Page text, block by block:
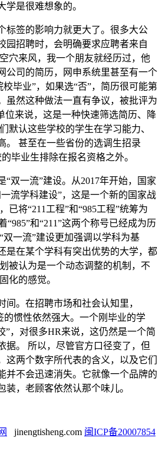
学是很难想象的。
标签的影响力就更大了。很多大公
园招聘时，会明确要求应聘者来自
穴来风，我一个朋友就经历过，他
公司的简历，网申系统里甚至有一个
校毕业”，如果选“否”，简历很可能第
虽然这种做法一直有争议，被批评为
位来说，这是一种快速筛选简历、降
默认这些学校的学生在学习能力、
。 甚至在一些省份的选调生招录
毕业生排除在报名资格之外。
“双一流”建设。从2017年开始，国家
流学科建设”，这是一个新的国家战
已将“211工程”和“985工程”统筹为
“985”和“211”这两个称号已经成为历
双一流”建设更加强调以学科为基
是在某个学科有突出优势的大学，都
被认为是一个动态调整的机制，不
化的感觉。
间。在招聘市场和社会认知里，
的惯性依然强大。一个刚毕业的学
”，对很多HR来说，这仍然是一个简
据。 所以，尽管官方口径变了，但
这两个数字所代表的含义，以及它们
并不会迅速消失。它就像一个品牌的
装，老顾客依然认那个味儿。
jinengtisheng.com 闽ICP备20007854